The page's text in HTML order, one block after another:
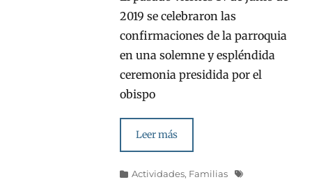
2019 se celebraron las
confirmaciones de la parroquia
en una solemne y espléndida
ceremonia presidida por el
obispo
Leer más
Categorías
Actividades, Familias
Etiquetas